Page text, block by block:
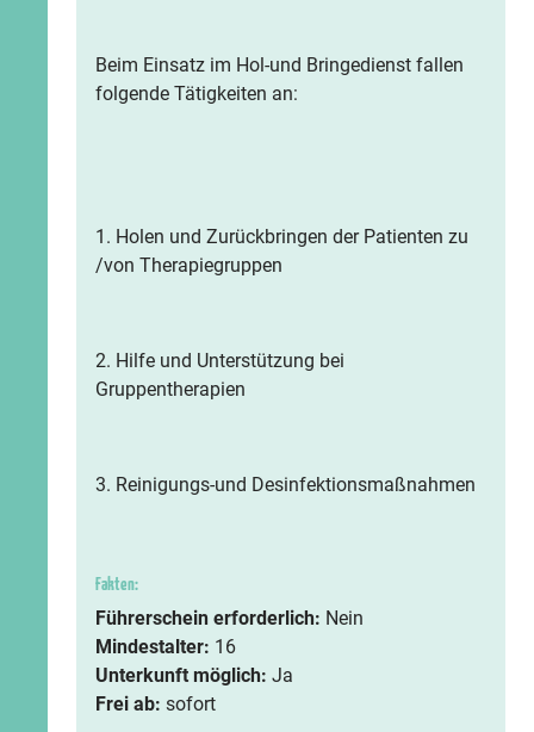
Beim Einsatz im Hol-und Bringedienst fallen
folgende Tätigkeiten an:
1. Holen und Zurückbringen der Patienten zu
/von Therapiegruppen
2. Hilfe und Unterstützung bei
Gruppentherapien
3. Reinigungs-und Desinfektionsmaßnahmen
Fakten:
Führerschein erforderlich: Nein
Mindestalter: 16
Unterkunft möglich: Ja
Frei ab: sofort